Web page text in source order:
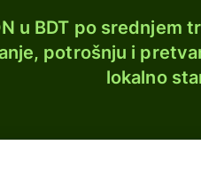
u BDT po srednjem
potrošnju i
lokalno